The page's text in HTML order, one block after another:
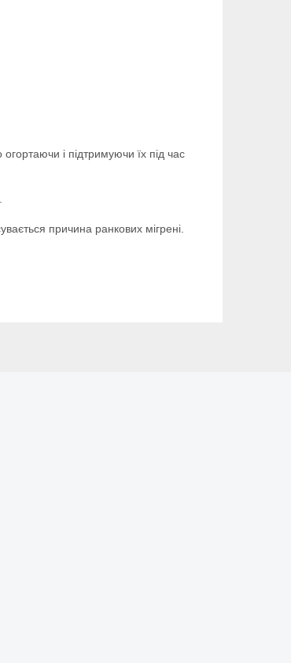
і підтримуючи їх під час
причина ранкових мігрені.